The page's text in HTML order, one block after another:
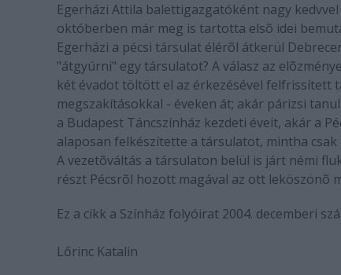
Egerházi Attila balettigazgatóként nagy
októberben már meg is tartotta elsõ idei
Egerházi a pécsi társulat élérõl átkerül
"átgyúrni" egy társulatot? A válasz az
két évadot töltött el az érkezésével felfrissített
megszakításokkal - éveken át; akár párizsi
a Budapest Táncszínház kezdeti éveit, akár a
alaposan felkészítette a társulatot, mintha
A vezetõváltás a társulaton belül is járt némi
részt Pécsrõl hozott magával az ott leköszönõ
Ez a cikk a Színház folyóirat 2004. decemberi
Lőrinc Katalin